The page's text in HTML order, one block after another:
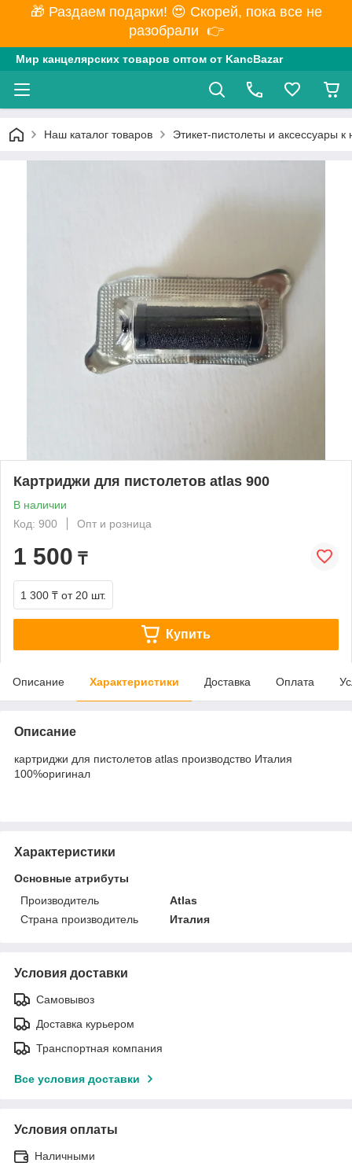
🎁 Раздаем подарки! 😍 Скорей, пока все не
разобрали 👉
Мир канцелярских товаров оптом от KancBazar
Наш каталог товаров Этикет-пистолеты и аксессуары к
Картриджи для пистолетов atlas 900
В наличии
Код: 900
Опт и розница
1 500 ₸
1 300 ₸ от 20 шт.
Купить
Описание Характеристики Доставка Оплата
Описание
картриджи для пистолетов atlas производство Италия
100%оригинал
Характеристики
Основные атрибуты
Производитель
Atlas
Страна производитель
Италия
Условия доставки
Самовывоз
Доставка курьером
Транспортная компания
Все условия доставки
Условия оплаты
Наличными